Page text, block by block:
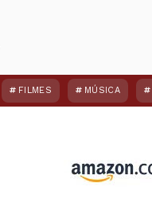
FILMES MÚSICA